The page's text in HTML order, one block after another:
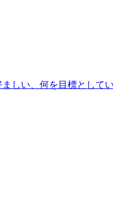
しい、何を目標として